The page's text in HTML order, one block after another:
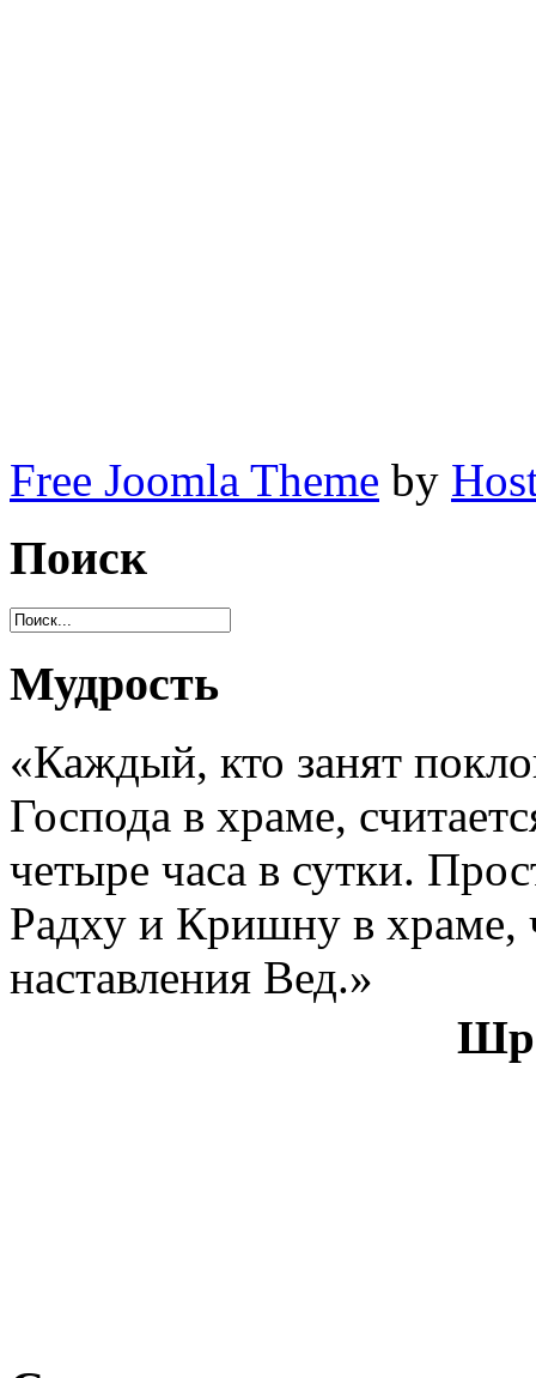
Free Joomla Theme by
Поиск
Мудрость
«Каждый, кто занят
Господа в храме,
четыре часа в сутки.
Радху и Кришну в храме,
наставления Вед.»